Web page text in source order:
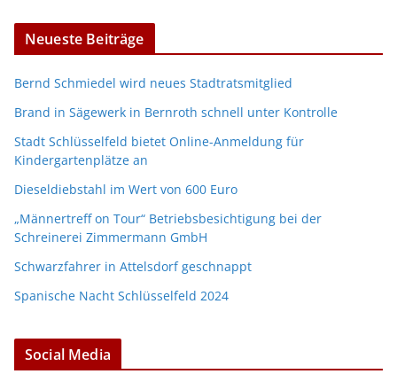
Neueste Beiträge
Bernd Schmiedel wird neues Stadtratsmitglied
Brand in Sägewerk in Bernroth schnell unter Kontrolle
Stadt Schlüsselfeld bietet Online-Anmeldung für
Kindergartenplätze an
Dieseldiebstahl im Wert von 600 Euro
„Männertreff on Tour“ Betriebsbesichtigung bei der
Schreinerei Zimmermann GmbH
Schwarzfahrer in Attelsdorf geschnappt
Spanische Nacht Schlüsselfeld 2024
Social Media